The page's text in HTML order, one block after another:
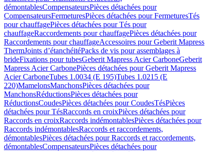
démontablesCompensateursPièces détachées pour
CompensateursFermeturesPièces détachées pour FermeturesTés
pour chauffagePièces détachées pour Tés pour
chauffageRaccordements pour chauffagePièces détachées pour
Raccordements pour chauffageAccessoires pour Geberit Mapress
ThermJoints d’étanchéitéPacks de vis pour assemblages à
brideFixations pour tubesGeberit Mapress Acier CarboneGeberit
Mapress Acier CarbonePièces détachées pour Geberit Mapress
Acier CarboneTubes 1.0034 (E 195)Tubes 1.0215 (E
220)MamelonsManchonsPièces détachées pour
ManchonsRéductionsPièces détachées pour
RéductionsCoudesPièces détachées pour CoudesTésPièces
détachées pour TésRaccords en croixPièces détachées pour
Raccords en croixRaccords indémontablesPièces détachées pour
Raccords indémontablesRaccords et raccordements,
démontablesPièces détachées pour Raccords et raccordements,
démontablesCompensateursPièces détachées pour